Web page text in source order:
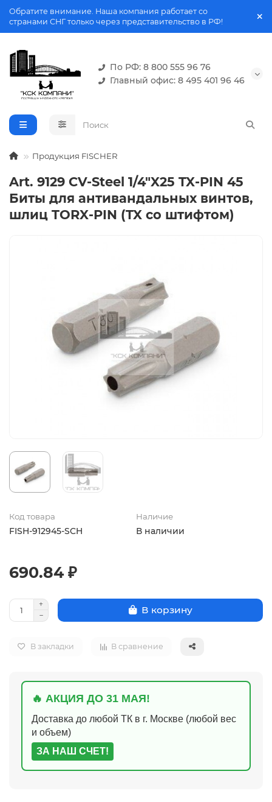
Обратите внимание. Наша компания работает со
странами СНГ только через представительство в РФ!
По РФ: 8 800 555 96 76
Главный офис: 8 495 401 96 46
Продукция FISCHER
Art. 9129 CV-Steel 1/4"X25 TX-PIN 45
Биты для антивандальных винтов,
шлиц TORX-PIN (TX со штифтом)
Код товара
FISH-912945-SCH
Наличие
В наличии
690.84 ₽
В корзину
В закладки В сравнение
🔥 АКЦИЯ ДО 31 МАЯ!
Доставка до любой ТК в г. Москве (любой вес
и объем)
ЗА НАШ СЧЕТ!